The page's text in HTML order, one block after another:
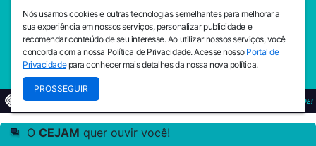
INSTITUTO CEJAM
Av. da Liberdade, 765, Liberdade, São Paulo, 01503-001
(11) 3469 - 1818
© 2026 PREVENIR É VIVER COM QUALIDADE!
Nós usamos cookies e outras tecnologias semelhantes para melhorar a
sua experiência em nossos serviços, personalizar publicidade e
recomendar conteúdo de seu interesse. Ao utilizar nossos serviços, você
concorda com a nossa Política de Privacidade. Acesse nosso Portal de
Privacidadepara conhecer mais detalhes da nossa nova política.
PROSSEGUIR
O CEJAM quer ouvir você!